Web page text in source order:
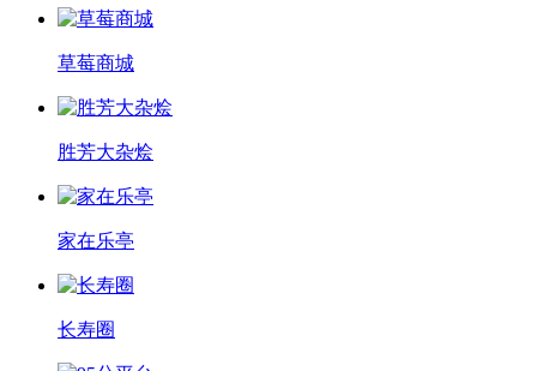
草莓商城
胜芳大杂烩
家在乐亭
长寿圈